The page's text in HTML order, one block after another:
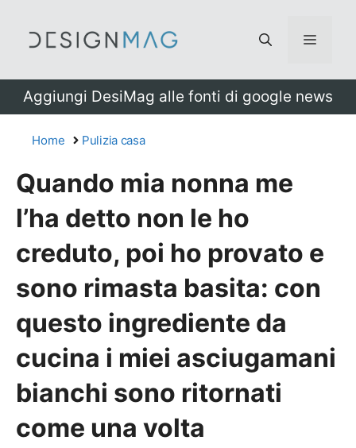
Menu
Aggiungi DesiMag alle fonti di google news
Home Pulizia casa
Quando mia nonna me
l’ha detto non le ho
creduto, poi ho provato e
sono rimasta basita: con
questo ingrediente da
cucina i miei asciugamani
bianchi sono ritornati
come una volta